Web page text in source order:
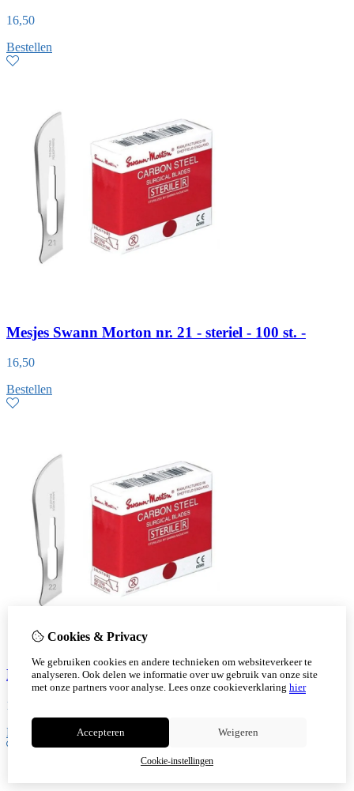
16,50
Bestellen
Mesjes Swann Morton nr. 21 - steriel - 100 st. -
16,50
Bestellen
Mesjes Swann Morton nr. 22 - steriel - 100 st. -
16,50
Bestellen
Cookies & Privacy
We gebruiken cookies en andere technieken om websiteverkeer te
analyseren. Ook delen we informatie over uw gebruik van onze site
met onze partners voor analyse. Lees onze cookieverklaring hier
Accepteren Weigeren
Cookie-instellingen